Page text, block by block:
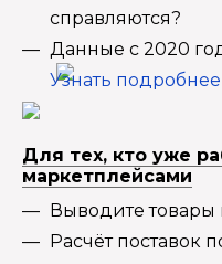
справляются?
Данные с 2020
Узнать подробнее
Для тех, кто уже
маркетплейсами
Выводите товары
Расчёт поставок